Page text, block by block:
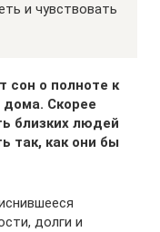
и чувствовать
сон о полноте к
дома. Скорее
близких людей
так, как они бы
долги и